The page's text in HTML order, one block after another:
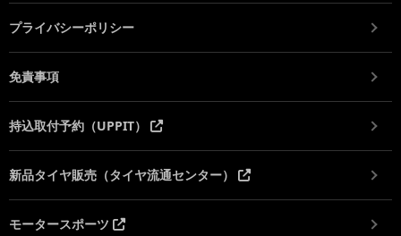
プライバシーポリシー
免責事項
持込取付予約（UPPIT）
新品タイヤ販売（タイヤ流通センター）
モータースポーツ